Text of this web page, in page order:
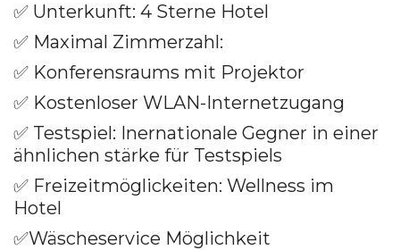
✅ Unterkunft: 4 Sterne Hotel
✅ Maximal Zimmerzahl:
✅ Konferensraums mit Projektor
✅ Kostenloser WLAN-Internetzugang
✅ Testspiel: Inernationale Gegner in einer
ähnlichen stärke für Testspiels
✅ Freizeitmöglickeiten: Wellness im
Hotel
✅Wäscheservice Möglichkeit